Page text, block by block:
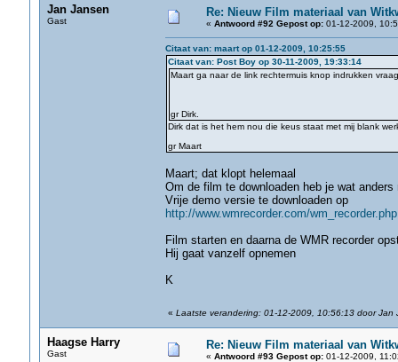
Jan Jansen
Gast
Re: Nieuw Film materiaal van
« Antwoord #92 Gepost op:01-12-2009,
Citaat van: maart op 01-12-2009, 10:25:55
Citaat van: Post Boy op 30-11-2009, 19:33:14
Maart ga naar de link rechtermuis knop indrukken
gr Dirk.
Dirk dat is het hem nou die keus staat met mij blank
gr Maart
Maart; dat klopt helemaal
Om de film te downloaden heb je wat
Vrije demo versie te downloaden op
http://www.wmrecorder.com/wm_recorder.php
Film starten en daarna de WMR recorder
Hij gaat vanzelf opnemen
K
« Laatste verandering: 01-12-2009, 10:56:13 door Jan
Haagse Harry
Gast
Re: Nieuw Film materiaal van
« Antwoord #93 Gepost op:01-12-2009,